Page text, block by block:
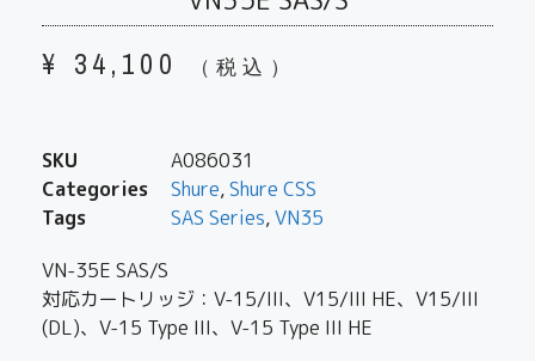
¥ 34,100 （税込）
SKU
A086031
Categories
Shure,Shure CSS
Tags
SAS Series,VN35
VN-35E SAS/S
対応カートリッジ：V-15/III、V15/III HE、V15/III
(DL)、V-15 Type III、V-15 Type III HE